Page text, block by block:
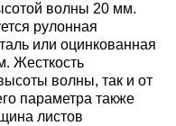
волны 20 мм.
рулонная
или оцинкованная
Жесткость
волны, так и от
параметра также
листов